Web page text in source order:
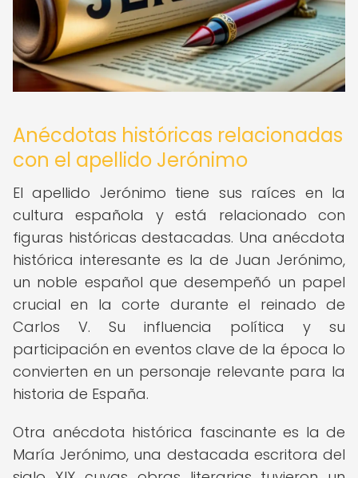
Anécdotas históricas relacionadas
con el apellido Jerónimo
El apellido Jerónimo tiene sus raíces en la
cultura española y está relacionado con
figuras históricas destacadas. Una anécdota
histórica interesante es la de Juan Jerónimo,
un noble español que desempeñó un papel
crucial en la corte durante el reinado de
Carlos V. Su influencia política y su
participación en eventos clave de la época lo
convierten en un personaje relevante para la
historia de España.
Otra anécdota histórica fascinante es la de
María Jerónimo, una destacada escritora del